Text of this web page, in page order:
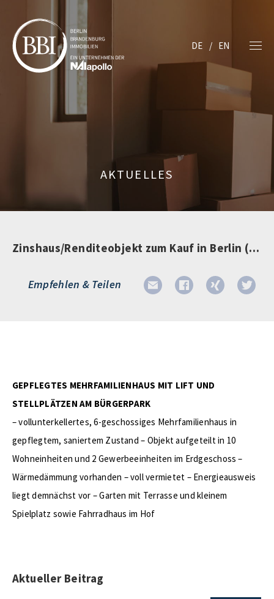
DE EN
AKTUELLES
Zinshaus/Renditeobjekt zum Kauf in Berlin (nicht mehr verfügbar)
Empfehlen & Teilen
GEPFLEGTES MEHRFAMILIENHAUS MIT LIFT UND
STELLPLÄTZEN AM BÜRGERPARK
– vollunterkellertes, 6-geschossiges Mehrfamilienhaus in
gepflegtem, saniertem Zustand – Objekt aufgeteilt in 10
Wohneinheiten und 2 Gewerbeeinheiten im Erdgeschoss –
Wärmedämmung vorhanden – voll vermietet – Energieausweis
liegt demnächst vor – Garten mit Terrasse und kleinem
Spielplatz sowie Fahrradhaus im Hof
Aktueller Beitrag